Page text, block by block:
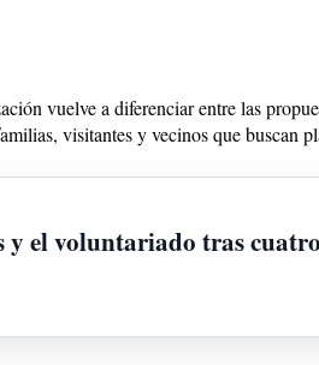
vuelve a diferenciar entre las
visitantes y vecinos que buscan
y el voluntariado tras